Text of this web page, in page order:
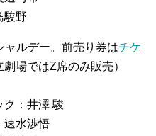
駿野
ャルデー。前売り券はチケ
場ではZ席のみ販売）
ク：井澤 駿
速水渉悟